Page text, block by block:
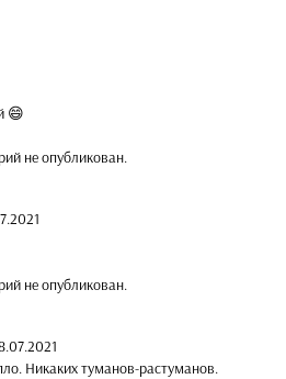
😄
не опубликован.
не опубликован.
Никаких туманов-растуманов.